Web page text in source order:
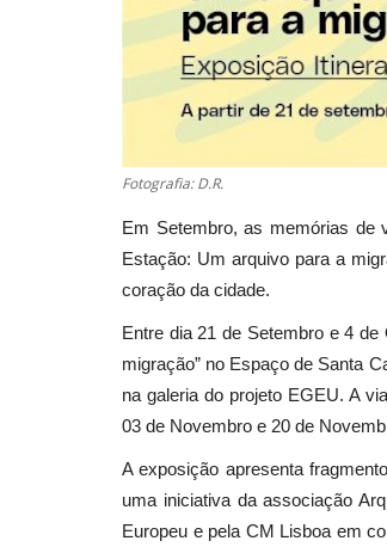
Fotografia: D.R.
Em Setembro, as memórias de
Estação: Um arquivo para a
coração da cidade.
Entre dia 21 de Setembro e 4
migração” no Espaço de Santa
na galeria do projeto EGEU. A
03 de Novembro e 20 de
A exposição apresenta
uma iniciativa da associação
Europeu e pela CM Lisboa em